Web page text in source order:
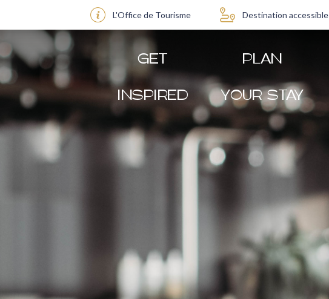
L'Office de Tourisme Destination accessible
GET
INSPIRED
PLAN
YOUR STAY